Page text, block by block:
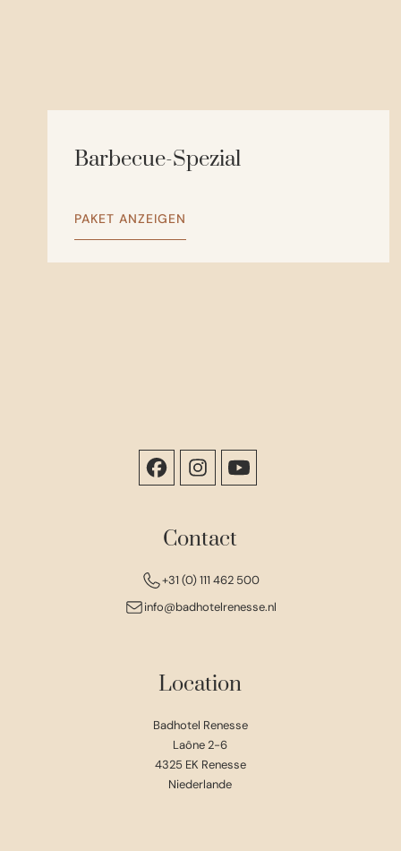
Barbecue-Spezial
PAKET ANZEIGEN
Contact
+31 (0) 111 462 500
info@badhotelrenesse.nl
Location
Badhotel Renesse
Laône 2-6
4325 EK Renesse
Niederlande